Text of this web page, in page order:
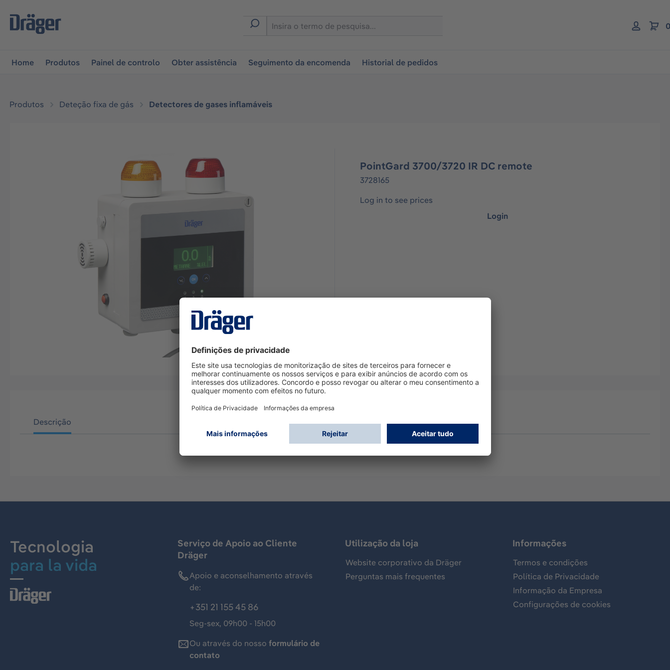
a navegação principal
Home Produtos Painel de controlo Obter assistência Seguimento da encomenda Historial de pedidos
Produtos Deteção fixa de gás Detectores de gases inflamáveis
PointGard 3700/3720 IR DC remote
3728165
Log in to see prices
Login
Descrição
Tecnologia
para la vida
Serviço de Apoio ao Cliente
Dräger
Apoio e aconselhamento através
de:
+351 21 155 45 86
Seg-sex, 09h00 - 15h00
Ou através do nosso formulário de
contato
Utilização da loja
Website corporativo da Dräger
Perguntas mais frequentes
Informações
Termos e condições
Política de Privacidade
Informação da Empresa
Configurações de cookies